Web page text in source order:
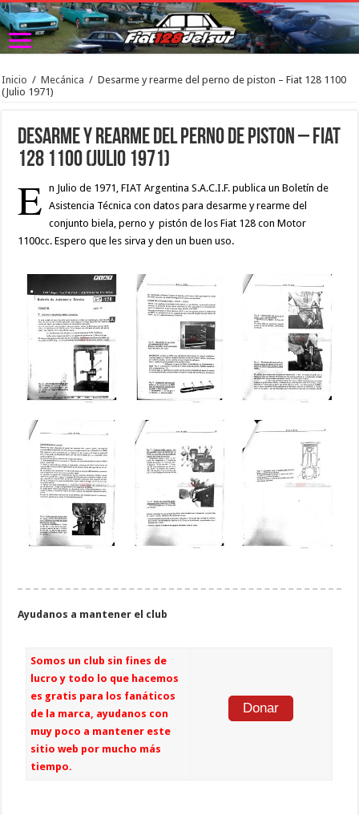
Inicio / Mecánica / Desarme y rearme del perno de piston – Fiat 128 1100
(Julio 1971)
Desarme y rearme del perno de piston – Fiat
128 1100 (Julio 1971)
E
n Julio de 1971, FIAT Argentina S.A.C.I.F. publica un Boletín de
Asistencia Técnica con datos para desarme y rearme del
conjunto biela, perno y pistón de los Fiat 128 con Motor
1100cc. Espero que les sirva y den un buen uso.
Ayudanos a mantener el club
Somos un club sin fines de
lucro y todo lo que hacemos
es gratis para los fanáticos
de la marca, ayudanos con
muy poco a mantener este
sitio web por mucho más
tiempo.
Donar